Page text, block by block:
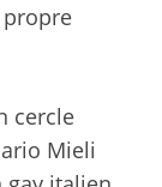
cercle
Mieli